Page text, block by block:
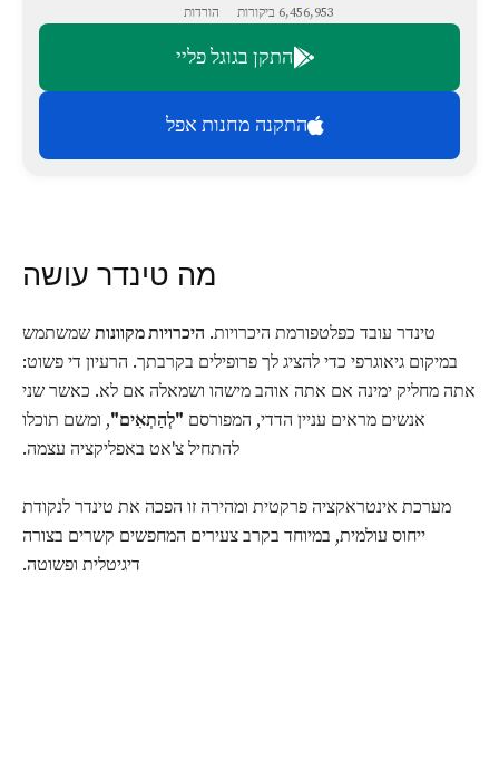
6,456,953 ביקורות הורדות
התקן בגוגל פליי
התקנה מחנות אפל
מה טינדר עושה
טינדר עובד כפלטפורמת היכרויות. היכרויות מקוונות שמשתמש
במיקום גיאוגרפי כדי להציג לך פרופילים בקרבתך. הרעיון די פשוט:
אתה מחליק ימינה אם אתה אוהב מישהו ושמאלה אם לא. כאשר שני
אנשים מראים עניין הדדי, המפורסם "לְהַתְאִים", ומשם תוכלו
להתחיל צ'אט באפליקציה עצמה.
מערכת אינטראקציה פרקטית ומהירה זו הפכה את טינדר לנקודת
ייחוס עולמית, במיוחד בקרב צעירים המחפשים קשרים בצורה
דיגיטלית ופשוטה.